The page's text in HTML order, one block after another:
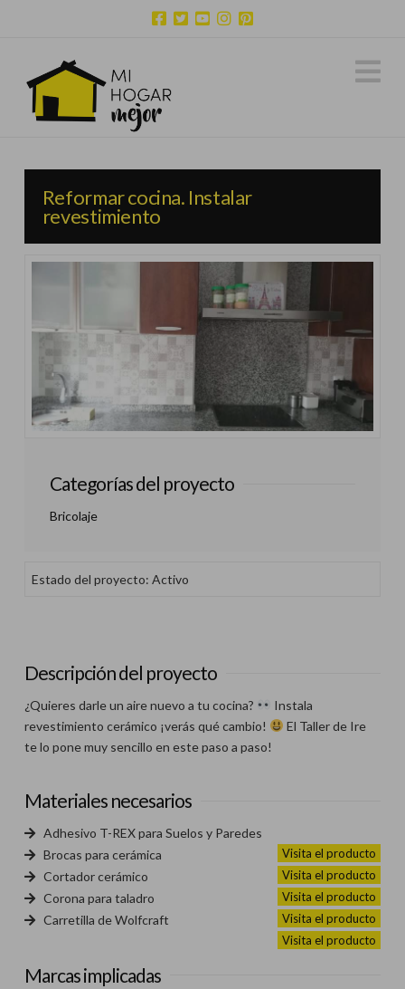
Reformar cocina. Instalar
revestimiento
Categorías del proyecto
Bricolaje
Estado del proyecto: Activo
Descripción del proyecto
¿Quieres darle un aire nuevo a tu cocina?
Instala
revestimiento cerámico ¡verás qué cambio!
El Taller de Ire
te lo pone muy sencillo en este paso a paso!
Materiales necesarios
Adhesivo T-REX para Suelos y Paredes
Visita el producto
Brocas para cerámica
Visita el producto
Cortador cerámico
Visita el producto
Corona para taladro
Visita el producto
Carretilla de Wolfcraft
Visita el producto
Marcas implicadas